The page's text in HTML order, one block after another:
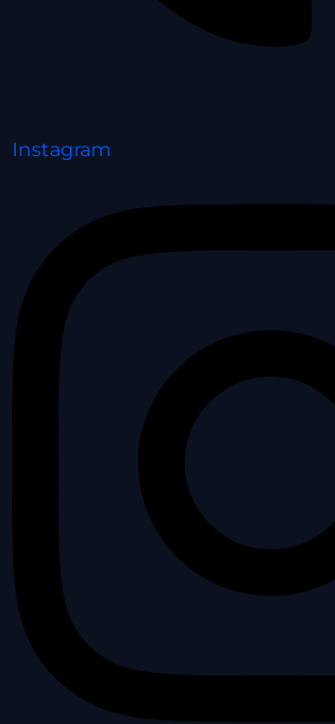
Instagram